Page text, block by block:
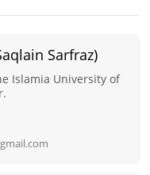
Sarfraz)
Islamia University of